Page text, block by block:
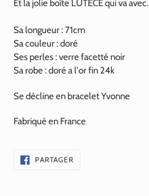
Et la jolie boîte LUTECE qui va avec.
Sa longueur : 71cm
Sa couleur : doré
Ses perles : verrefacetté noir
Sa robe : doré a l'or fin 24k
Se décline en bracelet Yvonne
Fabriqué en France
PARTAGERPARTAGER
SUR